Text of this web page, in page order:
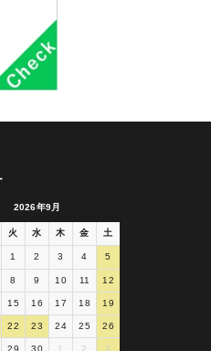
2026年9月
火 水 木 金 土
1 2 3 4 5
8 9 10 11 12
15 16 17 18 19
22 23 24 25 26
29 30 1 2 3